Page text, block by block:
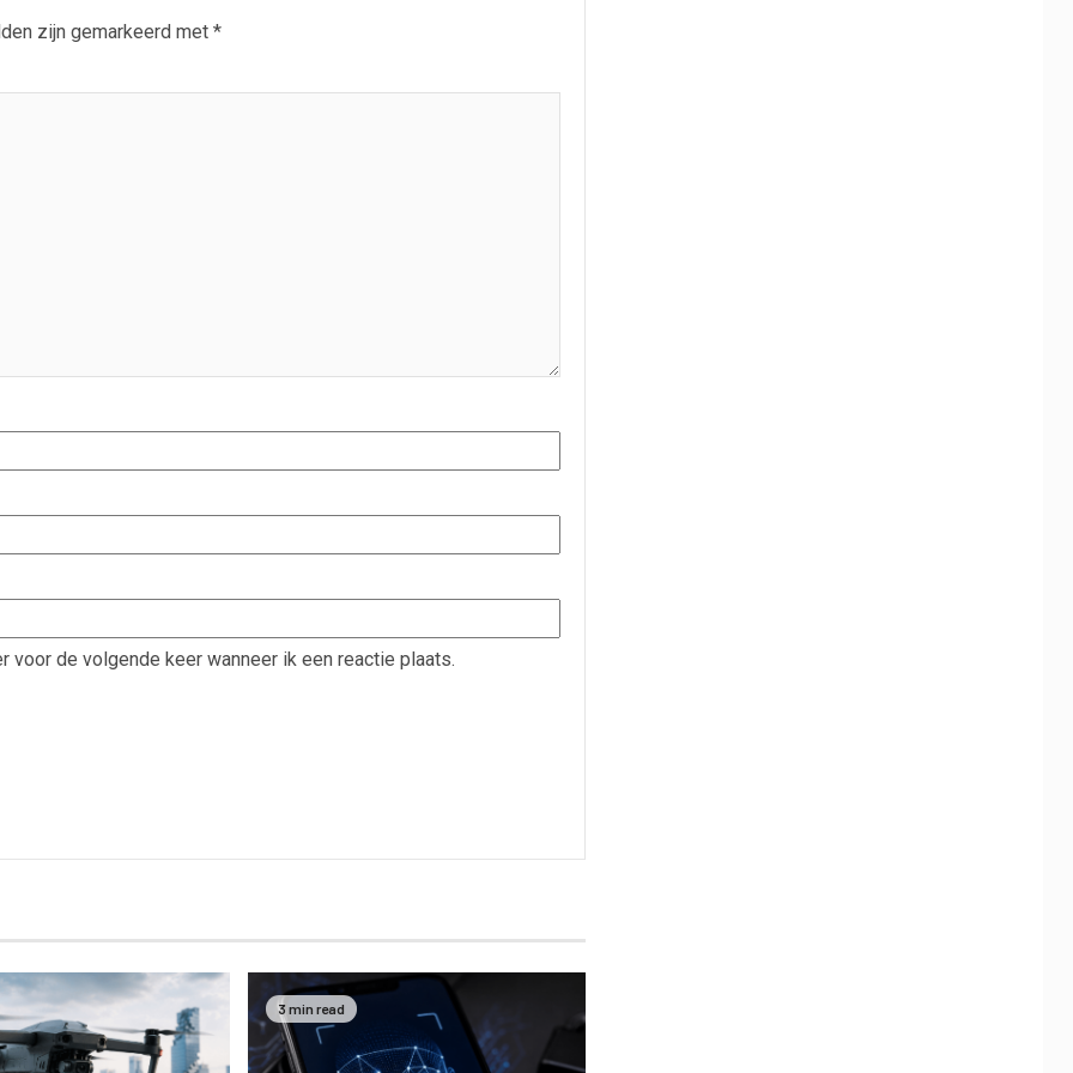
zijn gemarkeerd met *
de volgende keer wanneer ik een reactie plaats.
3 min read